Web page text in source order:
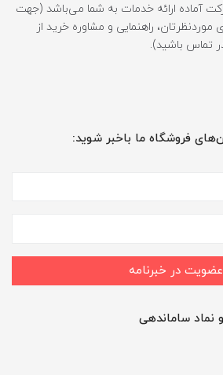
آماده ارائه خدمات به شما می‌باشد (جهت
راهنمایی و مشاوره خرید از
فروشگاه ما باخبر شوید:
عضویت در خبرنامه
نماد ساماندهی